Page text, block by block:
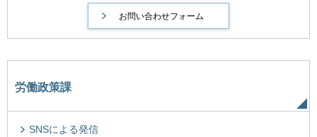
労働政策課
SNSによる発信